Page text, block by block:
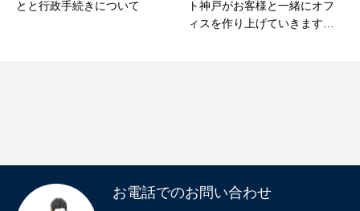
とと行政手続きについて
ト神戸がお客様と一緒にオフ
ィスを作り上げていきます～
お電話でのお問い合わせ